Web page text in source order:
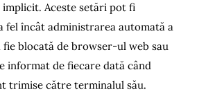
Aceste setări pot fi
fel încât administrarea automată a
blocată de browser-ul web sau
informat de fiecare dată când
trimise către terminalul său.